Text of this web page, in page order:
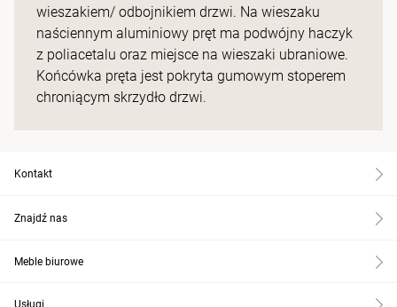
wieszakiem/ odbojnikiem drzwi. Na wieszaku
naściennym aluminiowy pręt ma podwójny haczyk
z poliacetalu oraz miejsce na wieszaki ubraniowe.
Końcówka pręta jest pokryta gumowym stoperem
chroniącym skrzydło drzwi.
Kontakt
Znajdź nas
Meble biurowe
Usługi